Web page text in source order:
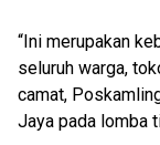
“Ini merupakan
seluruh warga,
camat,
Jaya pada lomba